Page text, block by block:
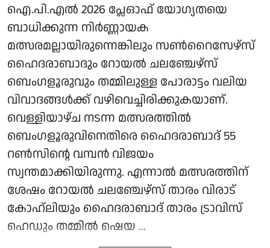
ഐ.പി.എൽ 2026 പ്ലേഓഫ് യോഗ്യതയെ
ബാധിക്കുന്ന നിർണ്ണായക
മത്സരമല്ലായിരുന്നെങ്കിലും സൺറൈസേഴ്‌സ്
ഹൈദരാബാദും റോയൽ ചലഞ്ചേഴ്‌സ്
ബെംഗളൂരുവും തമ്മിലുള്ള പോരാട്ടം വലിയ
വിവാദങ്ങൾക്ക് വഴിവെച്ചിരിക്കുകയാണ്.
വെള്ളിയാഴ്ച നടന്ന മത്സരത്തിൽ
ബെംഗളൂരുവിനെതിരെ ഹൈദരാബാദ് 55
റൺസിന്റെ വമ്പൻ വിജയം
സ്വന്തമാക്കിയിരുന്നു. എന്നാൽ മത്സരത്തിന്
ശേഷം റോയൽ ചലഞ്ചേഴ്‌സ് താരം വിരാട്
കോഹ്‌ലിയും ഹൈദരാബാദ് താരം ട്രാവിസ്
ഹെഡും തമ്മിൽ ഷെയ ...